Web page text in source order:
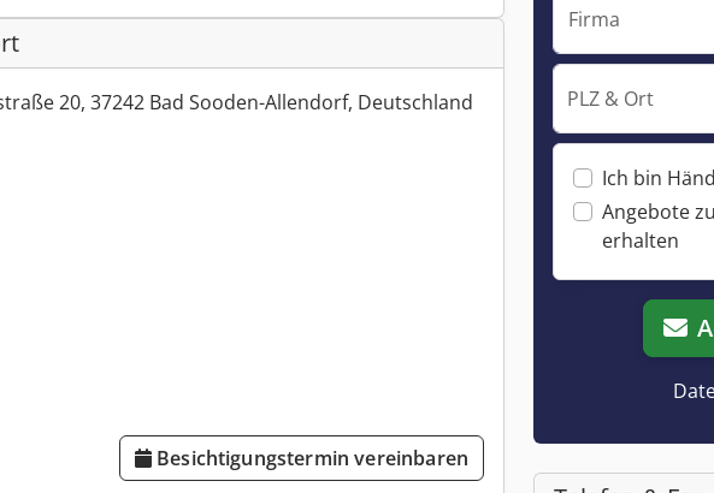
20, 37242 Bad Sooden-Allendorf, Deutschland
Besichtigungstermin vereinbaren
Firma
PLZ & Ort
Ich bin
Angebote
erhalten